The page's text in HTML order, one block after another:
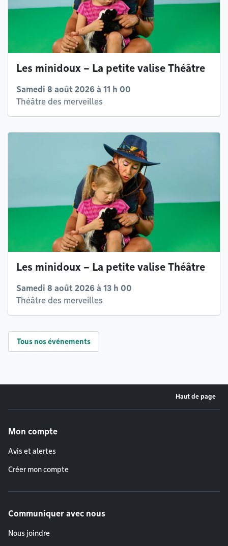
Les minidoux – La petite valise Théâtre
Samedi 8 août 2026 à 11 h 00
Théâtre des merveilles
Les minidoux – La petite valise Théâtre
Samedi 8 août 2026 à 13 h 00
Théâtre des merveilles
Tous nos événements
Haut de page
Mon compte
Avis et alertes
Créer mon compte
Communiquer avec nous
Nous joindre